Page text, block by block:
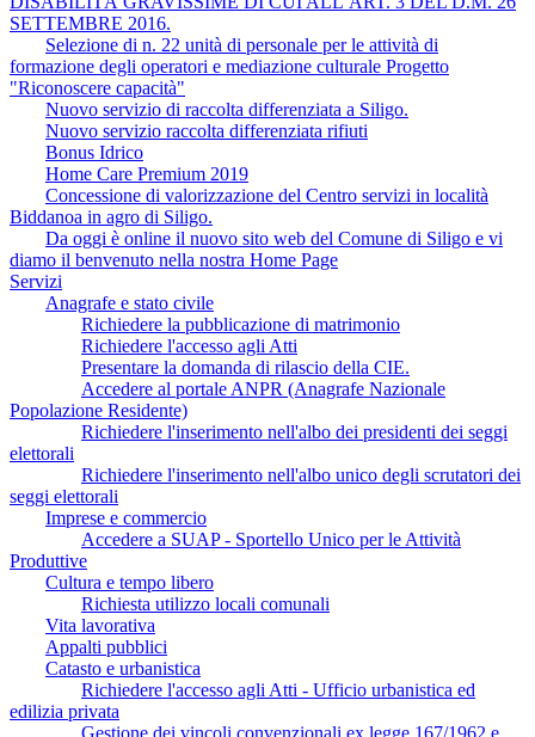
SETTEMBRE 2016.
Selezione di n. 22 unità di personale per le attività di
formazione degli operatori e mediazione culturale Progetto
"Riconoscere capacità"
Nuovo servizio di raccolta differenziata a Siligo.
Nuovo servizio raccolta differenziata rifiuti
Bonus Idrico
Home Care Premium 2019
Concessione di valorizzazione del Centro servizi in località
Biddanoa in agro di Siligo.
Da oggi è online il nuovo sito web del Comune di Siligo e vi
diamo il benvenuto nella nostra Home Page
Servizi
Anagrafe e stato civile
Richiedere la pubblicazione di matrimonio
Richiedere l'accesso agli Atti
Presentare la domanda di rilascio della CIE.
Accedere al portale ANPR (Anagrafe Nazionale
Popolazione Residente)
Richiedere l'inserimento nell'albo dei presidenti dei seggi
elettorali
Richiedere l'inserimento nell'albo unico degli scrutatori dei
seggi elettorali
Imprese e commercio
Accedere a SUAP - Sportello Unico per le Attività
Produttive
Cultura e tempo libero
Richiesta utilizzo locali comunali
Vita lavorativa
Appalti pubblici
Catasto e urbanistica
Richiedere l'accesso agli Atti - Ufficio urbanistica ed
edilizia privata
Gestione dei vincoli convenzionali ex legge 167/1962 e